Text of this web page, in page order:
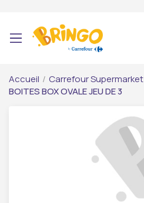
Accueil / Carrefour Supermarket
BOITES BOX OVALE JEU DE 3